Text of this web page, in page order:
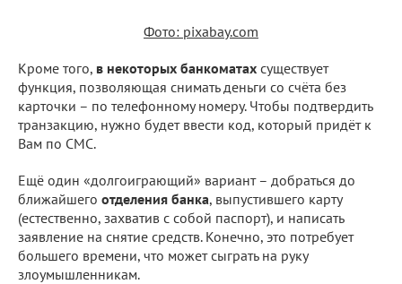
Фото: pixabay.com
Кроме того, в некоторых банкоматах существует
функция, позволяющая снимать деньги со счёта без
карточки – по телефонному номеру. Чтобы подтвердить
транзакцию, нужно будет ввести код, который придёт к
Вам по СМС.
Ещё один «долгоиграющий» вариант – добраться до
ближайшего отделения банка, выпустившего карту
(естественно, захватив с собой паспорт), и написать
заявление на снятие средств. Конечно, это потребует
большего времени, что может сыграть на руку
злоумышленникам.